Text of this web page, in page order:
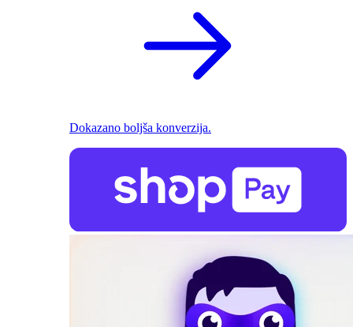
Dokazano boljša konverzija.